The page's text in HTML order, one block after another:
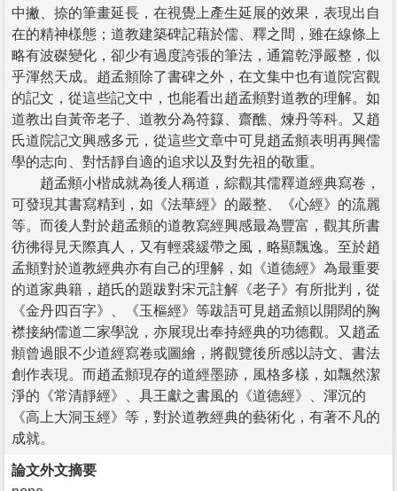
中撇、捺的筆畫延長，在視覺上產生延展的效果，表現出自
在的精神樣態；道教建築碑記藉於儒、釋之間，雖在線條上
略有波磔變化，卻少有過度誇張的筆法，通篇乾淨嚴整，似
乎渾然天成。趙孟頫除了書碑之外，在文集中也有道院宮觀
的記文，從這些記文中，也能看出趙孟頫對道教的理解。如
道教出自黃帝老子、道教分為符籙、齋醮、煉丹等科。又趙
氏道院記文興感多元，從這些文章中可見趙孟頫表明再興儒
學的志向、對恬靜自適的追求以及對先祖的敬重。
趙孟頫小楷成就為後人稱道，綜觀其儒釋道經典寫卷，
可發現其書寫精到，如《法華經》的嚴整、《心經》的流麗
等。而後人對於趙孟頫的道教寫經興感最為豐富，觀其所書
彷彿得見天際真人，又有輕裘緩帶之風，略顯飄逸。至於趙
孟頫對於道教經典亦有自己的理解，如《道德經》為最重要
的道家典籍，趙氏的題跋對宋元註解《老子》有所批判，從
《金丹四百字》、《玉樞經》等跋語可見趙孟頫以開闊的胸
襟接納儒道二家學說，亦展現出奉持經典的功德觀。又趙孟
頫曾過眼不少道經寫卷或圖繪，將觀覽後所感以詩文、書法
創作表現。而趙孟頫現存的道經墨跡，風格多樣，如飄然潔
淨的《常清靜經》、具王獻之書風的《道德經》、渾沉的
《高上大洞玉經》等，對於道教經典的藝術化，有著不凡的
成就。
論文外文摘要